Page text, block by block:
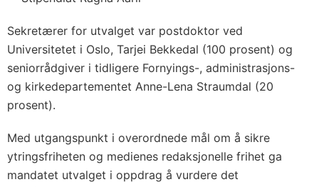
Sekretærer for utvalget var postdoktor ved
Universitetet i Oslo, Tarjei Bekkedal (100 prosent) og
seniorrådgiver i tidligere Fornyings-, administrasjons-
og kirkedepartementet Anne-Lena Straumdal (20
prosent).
Med utgangspunkt i overordnede mål om å sikre
ytringsfriheten og medienes redaksjonelle frihet ga
mandatet utvalget i oppdrag å vurdere det